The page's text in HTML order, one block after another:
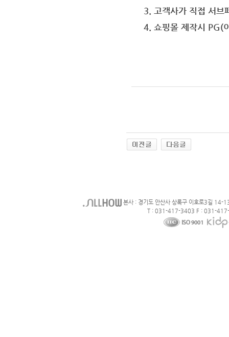
3. 고객사가 직접 서브
4. 쇼핑몰 제작시 PG(
본사 : 경기도 안산사 상록구 이호로3길 14-
T : 031-417-3403 F : 031-